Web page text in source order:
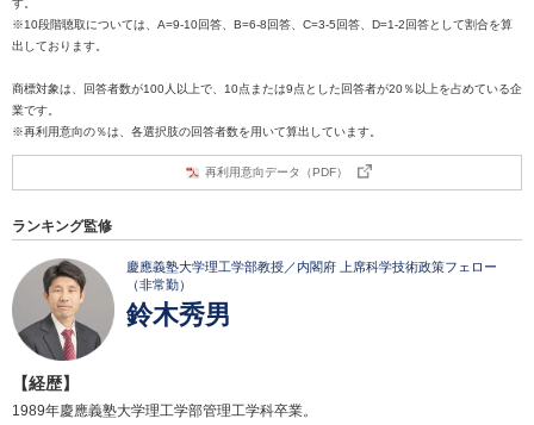
す。
※10段階聴取については、A=9-10回答、B=6-8回答、C=3-5回答、D=1-2回答として割合を算
出しております。
商標対象は、回答者数が100人以上で、10点または9点とした回答者が20％以上を占めている企
業です。
※再利用意向の％は、各選択肢の回答者数を用いて算出しています。
再利用意向データ（PDF）
ランキング監修
慶應義塾大学理工学部教授／内閣府 上席科学技術政策フェロー
（非常勤）
鈴木秀男
【経歴】
1989年慶應義塾大学理工学部管理工学科卒業。